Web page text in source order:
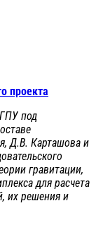
проекта
под
Д.В. Карташова и
гравитации,
для расчета
их решения и